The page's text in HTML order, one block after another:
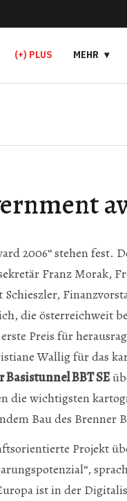
(+) PLUS MEHR
2006“ stehen fest.
Franz Morak,
die österreichweit
Preis für
Wallig für das
BBT SE
die wichtigsten
Bau des Brenner
Projekt
ist in der